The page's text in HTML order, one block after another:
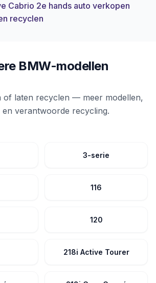
Cabrio 2e hands auto verkopen
recyclen
BMW-modellen
of laten recyclen — meer modellen,
verantwoorde recycling.
3-serie
116
120
218i Active Tourer